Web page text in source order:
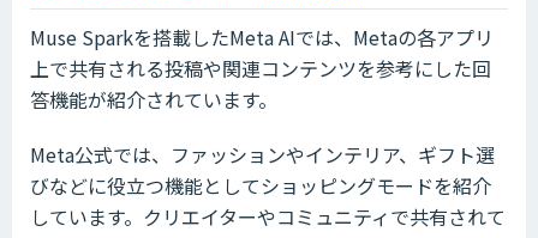
Muse Sparkを搭載したMeta AIでは、Metaの各アプリ
上で共有される投稿や関連コンテンツを参考にした回
答機能が紹介されています。
Meta公式では、ファッションやインテリア、ギフト選
びなどに役立つ機能としてショッピングモードを紹介
しています。クリエイターやコミュニティで共有されて